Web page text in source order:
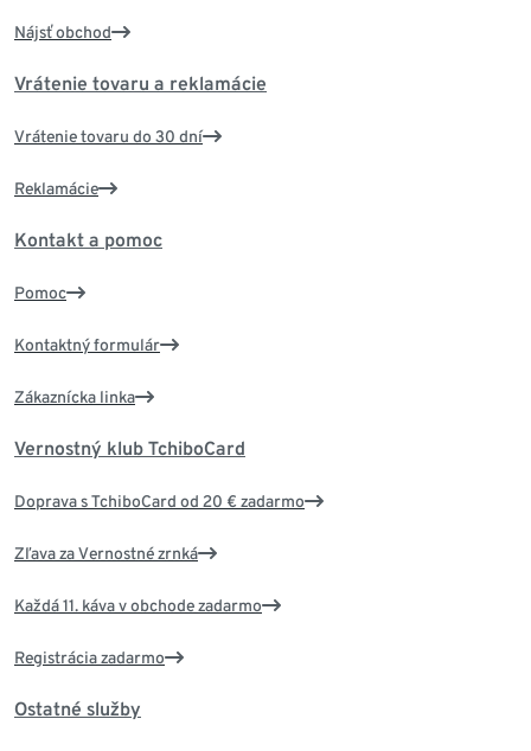
Nájsť obchod
Vrátenie tovaru a reklamácie
Vrátenie tovaru do 30 dní
Reklamácie
Kontakt a pomoc
Pomoc
Kontaktný formulár
Zákaznícka linka
Vernostný klub TchiboCard
Doprava s TchiboCard od 20 € zadarmo
Zľava za Vernostné zrnká
Každá 11. káva v obchode zadarmo
Registrácia zadarmo
Ostatné služby